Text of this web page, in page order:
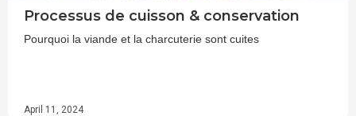
Processus de cuisson & conservation
Pourquoi la viande et la charcuterie sont cuites
April 11, 2024